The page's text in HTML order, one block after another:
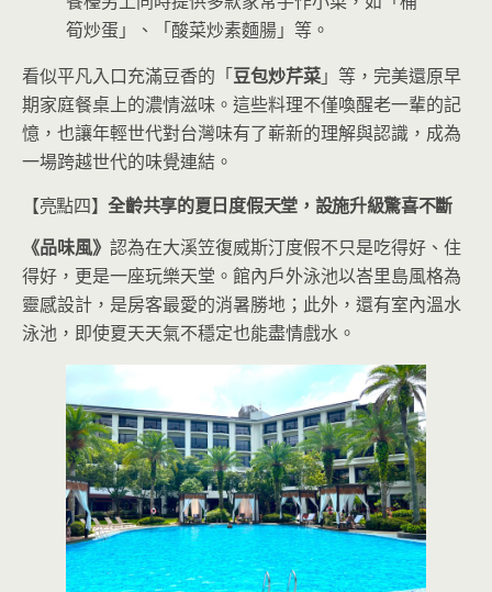
筍炒蛋」、「酸菜炒素麵腸」等。
看似平凡入口充滿豆香的「豆包炒芹菜」等，完美還原早
期家庭餐桌上的濃情滋味。這些料理不僅喚醒老一輩的記
憶，也讓年輕世代對台灣味有了嶄新的理解與認識，成為
一場跨越世代的味覺連結。
【亮點四】全齡共享的夏日度假天堂，設施升級驚喜不斷
《品味風》 認為在大溪笠復威斯汀度假不只是吃得好、住
得好，更是一座玩樂天堂。館內戶外泳池以峇里島風格為
靈感設計，是房客最愛的消暑勝地；此外，還有室內溫水
泳池，即使夏天天氣不穩定也能盡情戲水。